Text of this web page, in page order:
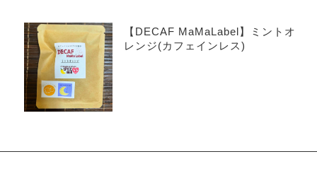
【DECAF MaMaLabel】ミントオ
レンジ(カフェインレス)